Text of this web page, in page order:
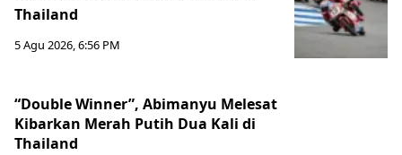
Thailand
5 Agu 2026, 6:56 PM
“Double Winner”, Abimanyu Melesat
Kibarkan Merah Putih Dua Kali di
Thailand